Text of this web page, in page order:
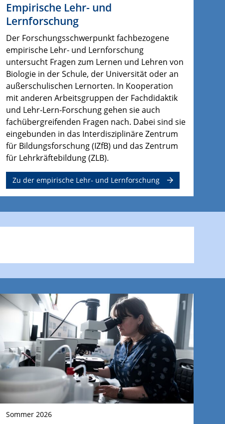
Empirische Lehr- und
Lernforschung
Der Forschungsschwerpunkt fachbezogene
empirische Lehr- und Lernforschung
untersucht Fragen zum Lernen und Lehren von
Biologie in der Schule, der Universität oder an
außerschulischen Lernorten. In Kooperation
mit anderen Arbeitsgruppen der Fachdidaktik
und Lehr-Lern-Forschung gehen sie auch
fachübergreifenden Fragen nach. Dabei sind sie
eingebunden in das Interdisziplinäre Zentrum
für Bildungsforschung (IZfB) und das Zentrum
für Lehrkräftebildung (ZLB).
Zu der empirische Lehr- und Lernforschung
Sommer 2026